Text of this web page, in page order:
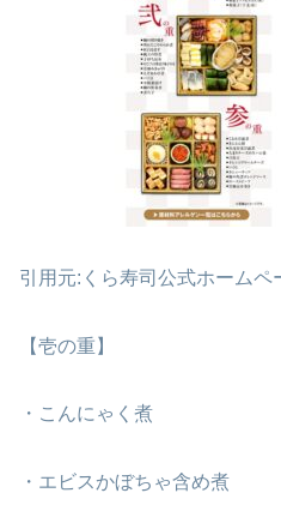
引用元:くら寿司公式ホームペ
【壱の重】
・こんにゃく煮
・エビスかぼちゃ含め煮